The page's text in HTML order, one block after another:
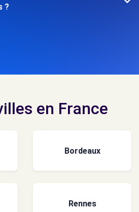
?
en France
Bordeaux
Rennes